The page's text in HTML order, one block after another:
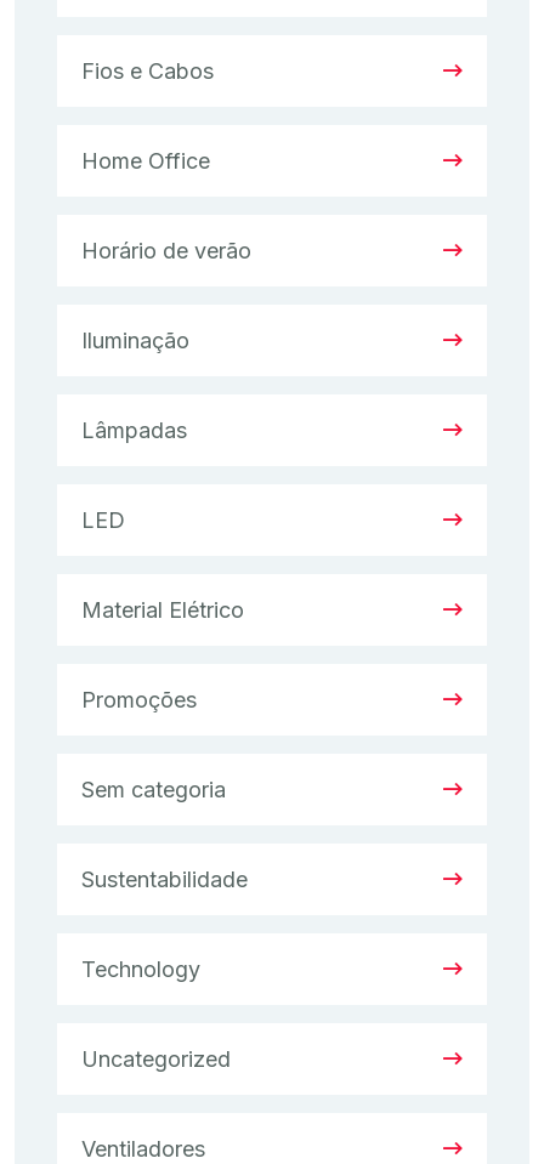
Fios e Cabos
Home Office
Horário de verão
Iluminação
Lâmpadas
LED
Material Elétrico
Promoções
Sem categoria
Sustentabilidade
Technology
Uncategorized
Ventiladores